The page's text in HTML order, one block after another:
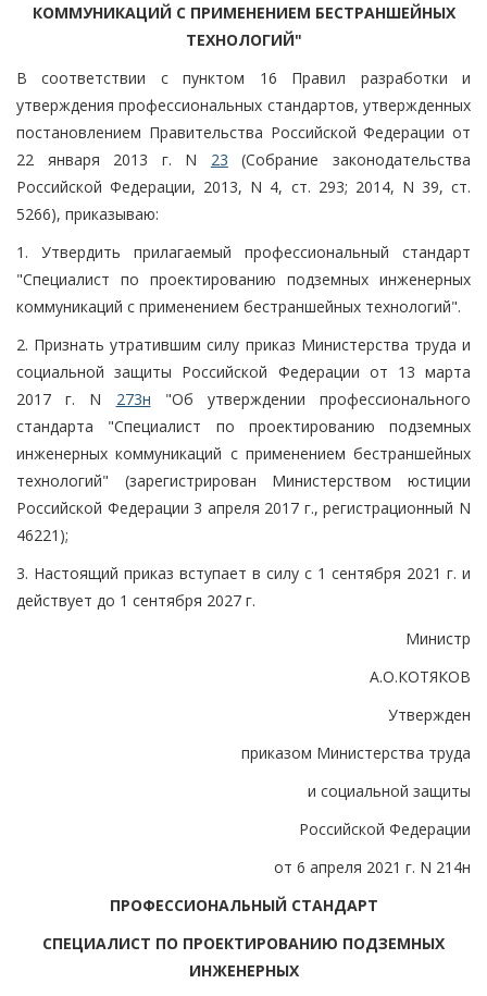
КОММУНИКАЦИЙ С ПРИМЕНЕНИЕМ БЕСТРАНШЕЙНЫХ
ТЕХНОЛОГИЙ"
В соответствии с пунктом 16 Правил разработки и
утверждения профессиональных стандартов, утвержденных
постановлением Правительства Российской Федерации от
22 января 2013 г. N 23 (Собрание законодательства
Российской Федерации, 2013, N 4, ст. 293; 2014, N 39, ст.
5266), приказываю:
1. Утвердить прилагаемый профессиональный стандарт
"Специалист по проектированию подземных инженерных
коммуникаций с применением бестраншейных технологий".
2. Признать утратившим силу приказ Министерства труда и
социальной защиты Российской Федерации от 13 марта
2017 г. N 273н "Об утверждении профессионального
стандарта "Специалист по проектированию подземных
инженерных коммуникаций с применением бестраншейных
технологий" (зарегистрирован Министерством юстиции
Российской Федерации 3 апреля 2017 г., регистрационный N
46221);
3. Настоящий приказ вступает в силу с 1 сентября 2021 г. и
действует до 1 сентября 2027 г.
Министр
А.О.КОТЯКОВ
Утвержден
приказом Министерства труда
и социальной защиты
Российской Федерации
от 6 апреля 2021 г. N 214н
ПРОФЕССИОНАЛЬНЫЙ СТАНДАРТ
СПЕЦИАЛИСТ ПО ПРОЕКТИРОВАНИЮ ПОДЗЕМНЫХ
ИНЖЕНЕРНЫХ